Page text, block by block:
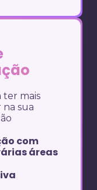
ter mais
na sua
com
áreas